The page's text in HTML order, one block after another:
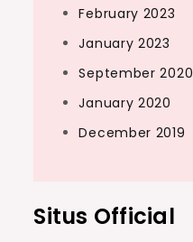
February 2023
January 2023
September 2020
January 2020
December 2019
Situs Official